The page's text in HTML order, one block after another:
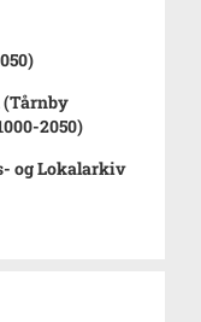
(Tårnby
2050)
og Lokalarkiv